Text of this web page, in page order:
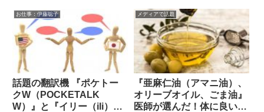
お仕事：伊藤聡子
話題の翻訳機 『ポケトー
クW（POCKETALK
W）』と『イリー（ili）』
メディアで話題
『亜麻仁油（アマニ油）、
オリーブオイル、ごま油』
医師が選んだ！体に良い3